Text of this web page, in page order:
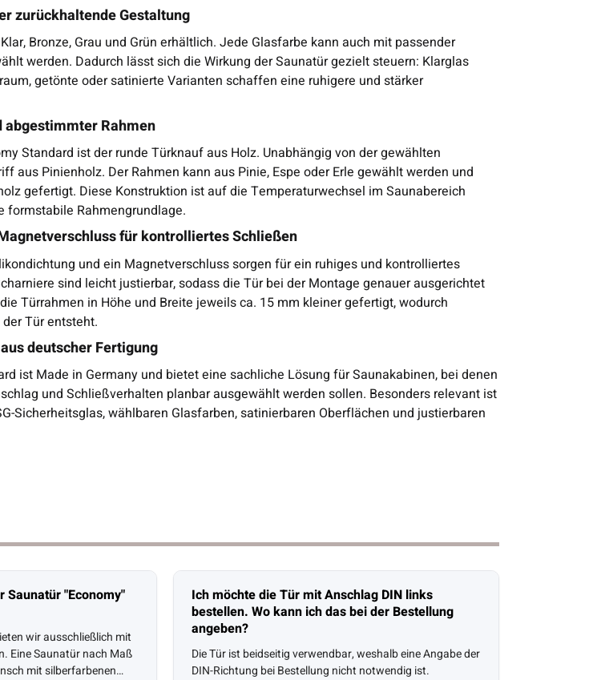
zurückhaltende Gestaltung
Bronze, Grau und Grün erhältlich. Jede Glasfarbe kann auch mit passender
werden. Dadurch lässt sich die Wirkung der Saunatür gezielt steuern: Klarglas
getönte oder satinierte Varianten schaffen eine ruhigere und stärker
abgestimmter Rahmen
Standard ist der runde Türknauf aus Holz. Unabhängig von der gewählten
aus Pinienholz. Der Rahmen kann aus Pinie, Espe oder Erle gewählt werden und
gefertigt. Diese Konstruktion ist auf die Temperaturwechsel im Saunabereich
formstabile Rahmengrundlage.
für kontrolliertes Schließen
und ein Magnetverschluss sorgen für ein ruhiges und kontrolliertes
sind leicht justierbar, sodass die Tür bei der Montage genauer ausgerichtet
Türrahmen in Höhe und Breite jeweils ca. 15 mm kleiner gefertigt, wodurch
Tür entsteht.
deutscher Fertigung
ist Made in Germany und bietet eine sachliche Lösung für Saunakabinen, bei denen
und Schließverhalten planbar ausgewählt werden sollen. Besonders relevant ist
Sicherheitsglas, wählbaren Glasfarben, satinierbaren Oberflächen und justierbaren
Saunatür "Economy"
wir ausschließlich mit
Eine Saunatür nach Maß
mit silberfarbenen
Ich möchte die Tür mit Anschlag DIN links
bestellen. Wo kann ich das bei der Bestellung
angeben?
Die Tür ist beidseitig verwendbar, weshalb eine Angabe der
DIN-Richtung bei Bestellung nicht notwendig ist.